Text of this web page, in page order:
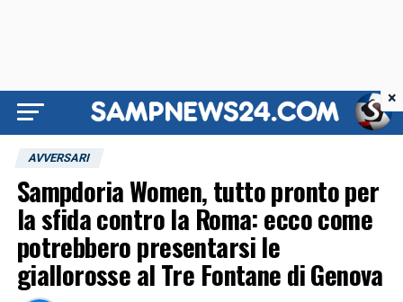
AVVERSARI
Sampdoria Women, tutto pronto per
la sfida contro la Roma: ecco come
potrebbero presentarsi le
giallorosse al Tre Fontane di Genova
×